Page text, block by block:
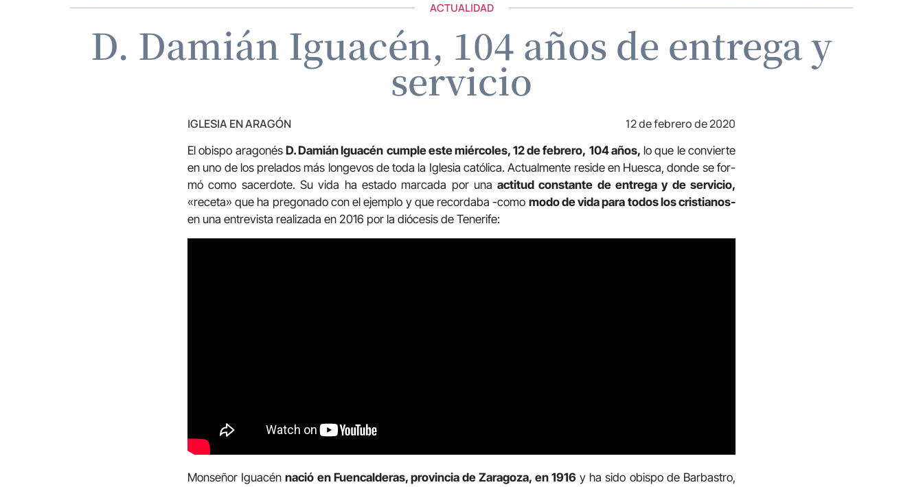
ACTUALIDAD
D. Damián Iguacén, 104 años de entrega y
servicio
IGLESIA EN ARAGÓN 12 de febrero de 2020
El obispo aragonés D. Damián Iguacén cumple este miércoles, 12 de febrero, 104 años, lo que le convierte
en uno de los prelados más lon­ge­vos de toda la Igle­sia ca­tó­li­ca. Actualmente re­si­de en Hues­ca, don­de se for­
mó como sa­cer­do­te. Su vida ha estado marcada por unaactitud constante de entrega y de servicio,
«receta» que ha pregonado con el ejemplo y que recordaba -como modo de vida para todos los cristianos-
en una entrevista realizada en 2016 por la diócesis de Tenerife:
Monseñor Iguacénnació en Fuencalderas, provincia de Zaragoza, en 1916 y ha sido obispo de Barbastro,